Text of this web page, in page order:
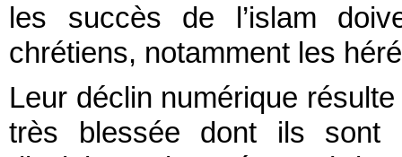
les succès de l’islam
chrétiens, notamment les
Leur déclin numérique
très blessée dont ils sont